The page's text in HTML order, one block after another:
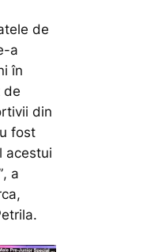
de
a
în
de
din
fost
acestui
, a